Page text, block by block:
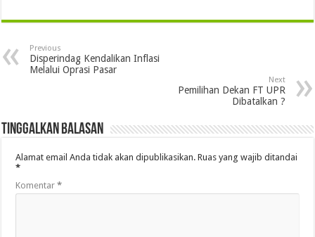
Previous
Disperindag Kendalikan Inflasi
Melalui Oprasi Pasar
Next
Pemilihan Dekan FT UPR
Dibatalkan ?
Tinggalkan Balasan
Alamat email Anda tidak akan dipublikasikan. Ruas yang wajib ditandai
*
Komentar*